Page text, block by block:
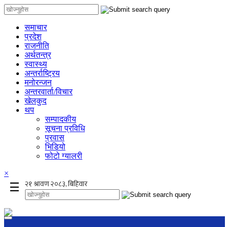
समाचार
प्रदेश
राजनीति
अर्थतन्त्र
स्वास्थ्य
अन्तर्राष्ट्रिय
मनोरन्जन
अन्तरवार्ता/विचार
खेलकुद
थप
सम्पादकीय
सूचना प्रविधि
प्रवास
भिडियो
फोटो ग्यालरी
×
☰